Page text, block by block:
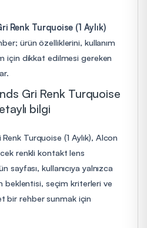
Renk Turquoise (1 Aylık)
ürün özelliklerini, kullanım
için dikkat edilmesi gereken
Gri Renk Turquoise
bilgi
Turquoise (1 Aylık), Alcon
renkli kontakt lens
sayfası, kullanıcıya yalnızca
beklentisi, seçim kriterleri ve
bir rehber sunmak için